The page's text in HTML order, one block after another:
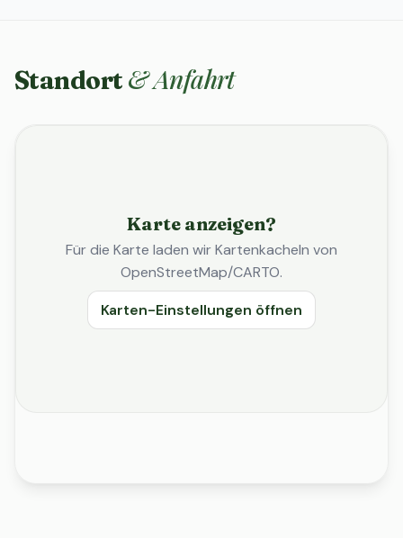
Standort & Anfahrt
Karte anzeigen?
Für die Karte laden wir Kartenkacheln von
OpenStreetMap/CARTO.
Karten-Einstellungen öffnen